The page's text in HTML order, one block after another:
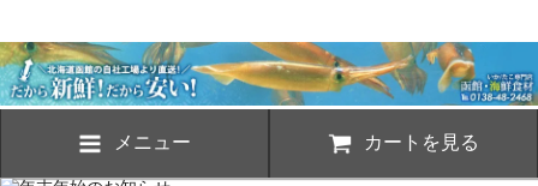
メニュー カートを見る